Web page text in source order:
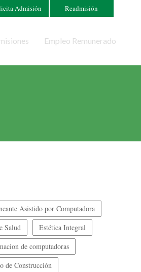
Admisión Readmisión
Empleo Remunerado
Asistido por Computadora
Salud
Estética Integral
de computadoras
de Construcción